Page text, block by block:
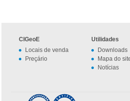
CIGeoE
Locais de venda
Preçário
Utilidades
Downloads
Mapa do
Notícias